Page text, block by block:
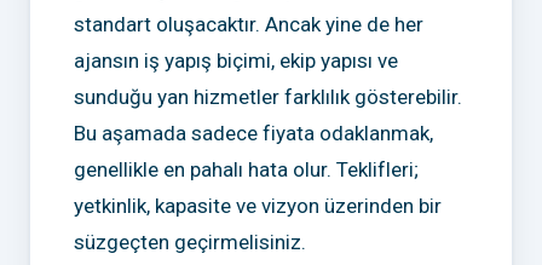
standart oluşacaktır. Ancak yine de her
ajansın iş yapış biçimi, ekip yapısı ve
sunduğu yan hizmetler farklılık gösterebilir.
Bu aşamada sadece fiyata odaklanmak,
genellikle en pahalı hata olur. Teklifleri;
yetkinlik, kapasite ve vizyon üzerinden bir
süzgeçten geçirmelisiniz.